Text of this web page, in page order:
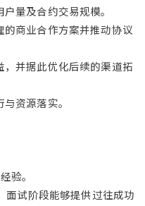
量及合约交易规模。
商业合作方案并推动协议
并据此优化后续的渠道拓
资源落实。
验。
面试阶段能够提供过往成功